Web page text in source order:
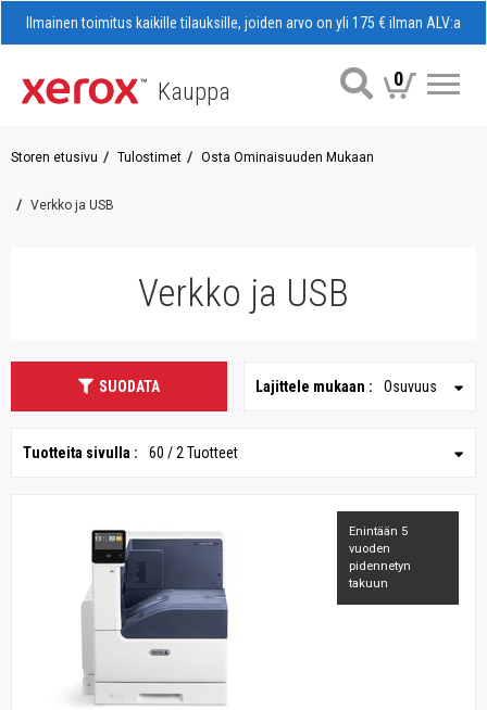
Ilmainen toimitus kaikille tilauksille, joiden arvo on yli 175 € ilman ALV:a
Kauppa 0
Storen etusivu Tulostimet Osta Ominaisuuden Mukaan
Verkko ja USB
Verkko ja USB
SUODATA Lajittele mukaan : Osuvuus
Tuotteita sivulla : 60 / 2 Tuotteet
Enintään 5
vuoden
pidennetyn
takuun